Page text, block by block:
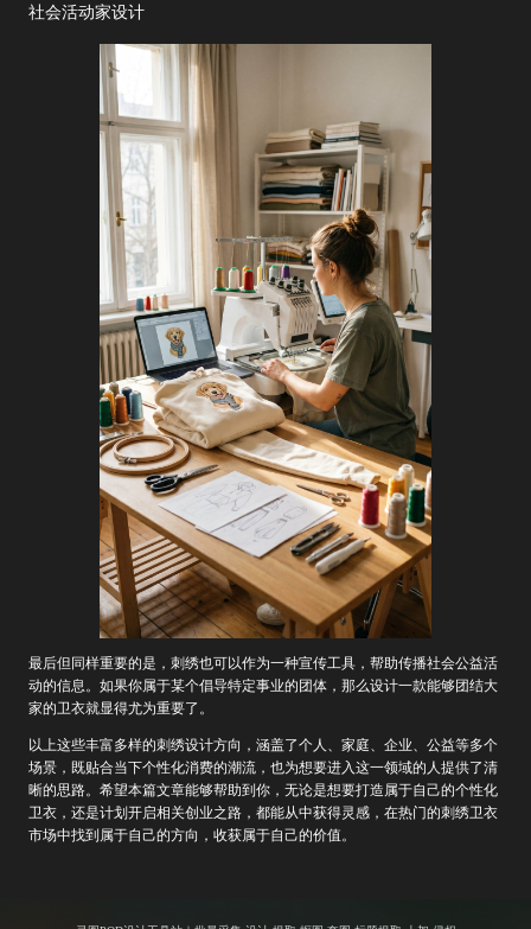
社会活动家设计
最后但同样重要的是，刺绣也可以作为一种宣传工具，帮助传播社会公益活
动的信息。如果你属于某个倡导特定事业的团体，那么设计一款能够团结大
家的卫衣就显得尤为重要了。
以上这些丰富多样的刺绣设计方向，涵盖了个人、家庭、企业、公益等多个
场景，既贴合当下个性化消费的潮流，也为想要进入这一领域的人提供了清
晰的思路。希望本篇文章能够帮助到你，无论是想要打造属于自己的个性化
卫衣，还是计划开启相关创业之路，都能从中获得灵感，在热门的刺绣卫衣
市场中找到属于自己的方向，收获属于自己的价值。